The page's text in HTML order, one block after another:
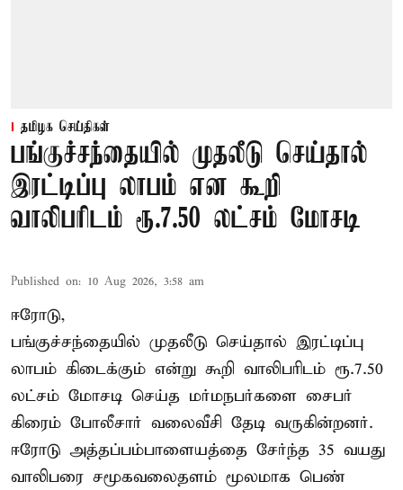
தமிழக செய்திகள்
பங்குச்சந்தையில் முதலீடு செய்தால்
இரட்டிப்பு லாபம் என கூறி
வாலிபரிடம் ரூ.7.50 லட்சம் மோசடி
Published on: 10 Aug 2026, 3:58 am
ஈரோடு,
பங்குச்சந்தையில் முதலீடு செய்தால் இரட்டிப்பு
லாபம் கிடைக்கும் என்று கூறி வாலிபரிடம் ரூ.7.50
லட்சம் மோசடி செய்த மர்மநபர்களை சைபர்
கிரைம் போலீசார் வலைவீசி தேடி வருகின்றனர்.
ஈரோடு அத்தப்பம்பாளையத்தை சேர்ந்த 35 வயது
வாலிபரை சமூகவலைதளம் மூலமாக பெண்